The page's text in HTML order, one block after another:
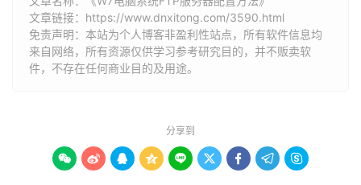
文章链接： https://www.dnxitong.com/3590.html
免责声明：本站为个人博客非盈利性站点，所有软件信息均
来自网络，所有资源仅供学习参考研究目的，并不贩卖软
件，不存在任何商业目的及用途。
分享到
        